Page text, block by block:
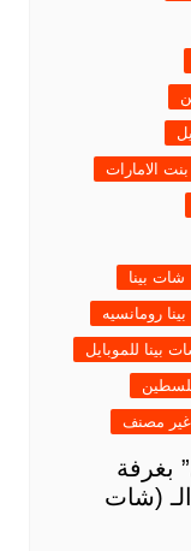
الامارات
شات بينا
رومانسيه
بينا للموبايل
غير مصنف
بغرفة
(شات